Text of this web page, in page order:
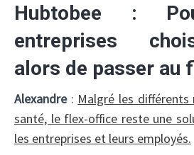
Hubtobee :
entreprises
alors de passer au
Alexandre: Malgré les différents
santé, le flex-office reste une
les entreprises et leurs employés.